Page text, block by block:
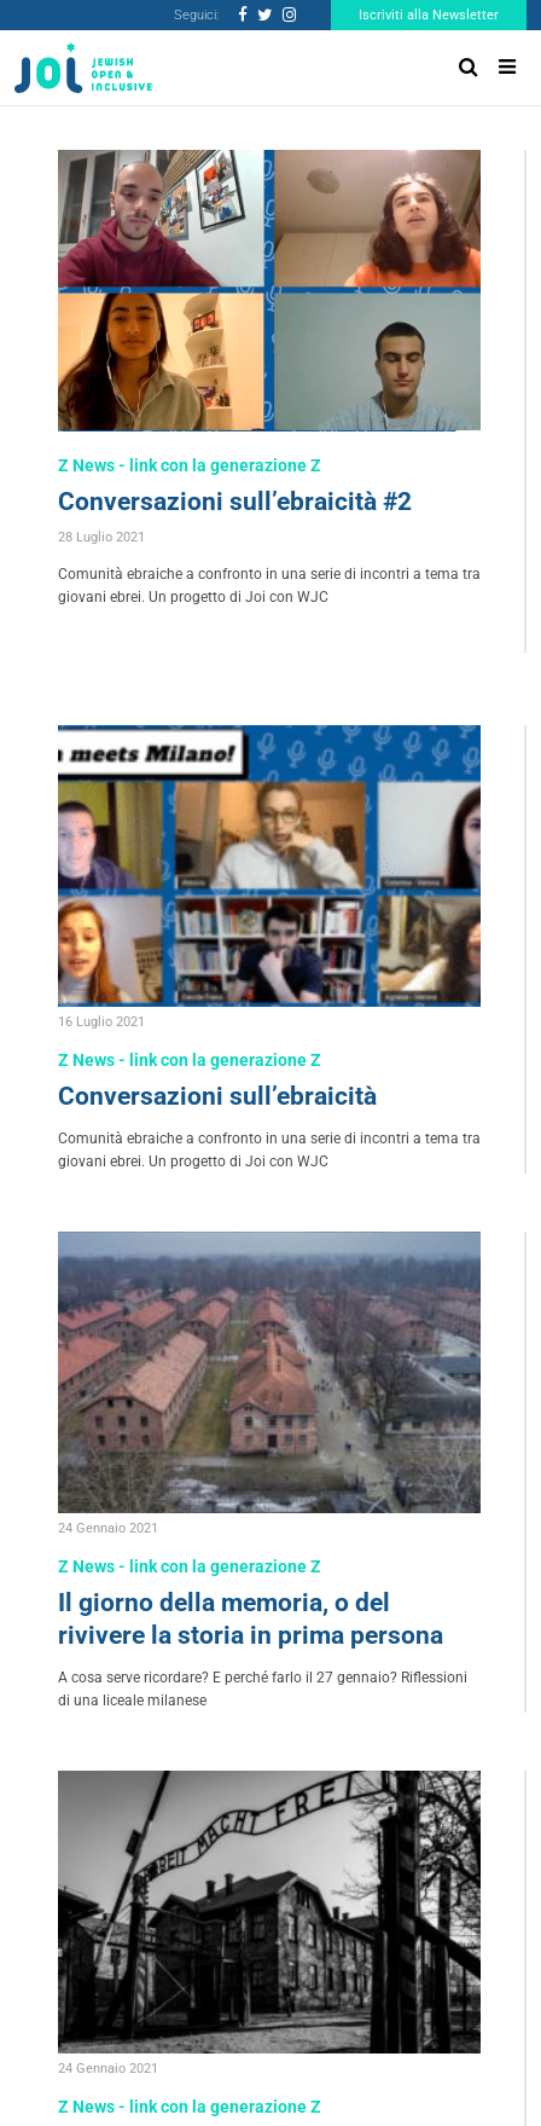
Seguici: Iscriviti alla Newsletter
Z News - link con la generazione Z
Conversazioni sull’ebraicità #2
28 Luglio 2021
Comunità ebraiche a confronto in una serie di incontri a tema tra
giovani ebrei. Un progetto di Joi con WJC
16 Luglio 2021
Z News - link con la generazione Z
Conversazioni sull’ebraicità
Comunità ebraiche a confronto in una serie di incontri a tema tra
giovani ebrei. Un progetto di Joi con WJC
24 Gennaio 2021
Z News - link con la generazione Z
Il giorno della memoria, o del
rivivere la storia in prima persona
A cosa serve ricordare? E perché farlo il 27 gennaio? Riflessioni
di una liceale milanese
24 Gennaio 2021
Z News - link con la generazione Z